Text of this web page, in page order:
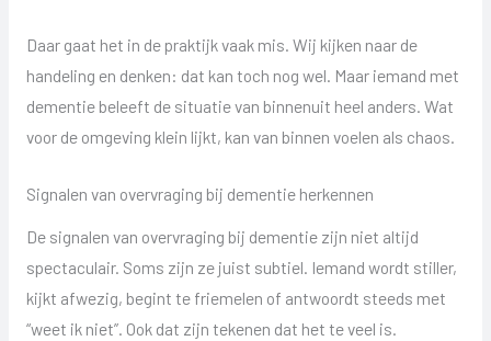
Daar gaat het in de praktijk vaak mis. Wij kijken naar de
handeling en denken: dat kan toch nog wel. Maar iemand met
dementie beleeft de situatie van binnenuit heel anders. Wat
voor de omgeving klein lijkt, kan van binnen voelen als chaos.
Signalen van overvraging bij dementie herkennen
De signalen van overvraging bij dementie zijn niet altijd
spectaculair. Soms zijn ze juist subtiel. Iemand wordt stiller,
kijkt afwezig, begint te friemelen of antwoordt steeds met
“weet ik niet”. Ook dat zijn tekenen dat het te veel is.